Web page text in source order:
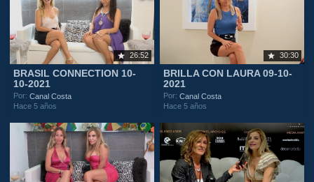
26:52
BRASIL CONNECTION 10-
10-2021
Por:Canal Costa
Hace 5 años
30:30
BRILLA CON LAURA 09-10-
2021
Por:Canal Costa
Hace 5 años